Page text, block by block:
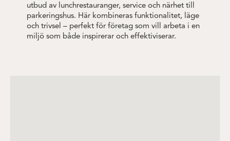
utbud av lunchrestauranger, service och närhet till
parkeringshus. Här kombineras funktionalitet, läge
och trivsel – perfekt för företag som vill arbeta i en
miljö som både inspirerar och effektiviserar.